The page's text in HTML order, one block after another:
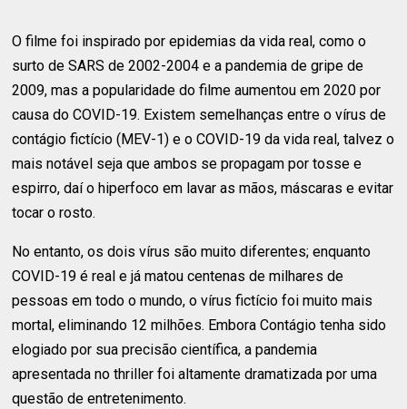
O filme foi inspirado por epidemias da vida real, como o
surto de SARS de 2002-2004 e a pandemia de gripe de
2009, mas a popularidade do filme aumentou em 2020 por
causa do COVID-19. Existem semelhanças entre o vírus de
contágio fictício (MEV-1) e o COVID-19 da vida real, talvez o
mais notável seja que ambos se propagam por tosse e
espirro, daí o hiperfoco em lavar as mãos, máscaras e evitar
tocar o rosto.
No entanto, os dois vírus são muito diferentes; enquanto
COVID-19 é real e já matou centenas de milhares de
pessoas em todo o mundo, o vírus fictício foi muito mais
mortal, eliminando 12 milhões. Embora Contágio tenha sido
elogiado por sua precisão científica, a pandemia
apresentada no thriller foi altamente dramatizada por uma
questão de entretenimento.